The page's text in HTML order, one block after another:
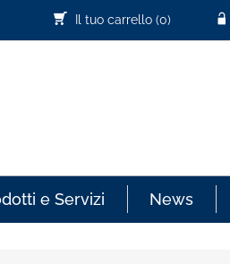
Il tuo carrello (0)
e Servizi News